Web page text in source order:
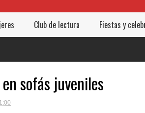
Club de lectura Fiestas y
sofás juveniles